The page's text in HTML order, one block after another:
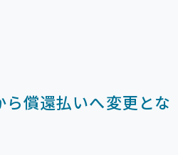
償還払いへ変更とな